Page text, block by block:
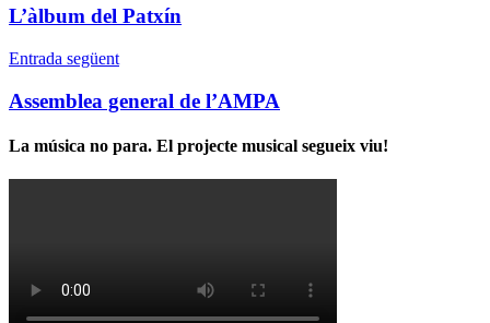
L’àlbum del Patxín
Entrada següent
Assemblea general de l’AMPA
La música no para. El projecte musical segueix viu!